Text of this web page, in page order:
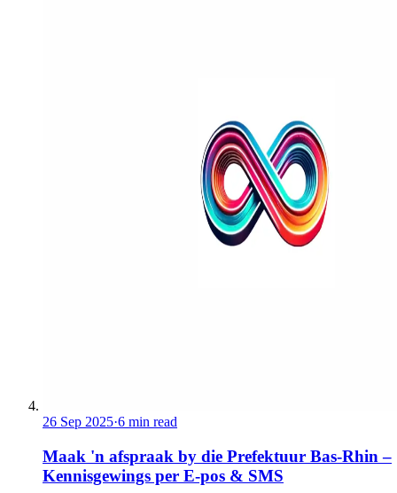
26 Sep 2025·6 min read
Maak 'n afspraak by die Prefektuur Bas-Rhin –
Kennisgewings per E-pos & SMS